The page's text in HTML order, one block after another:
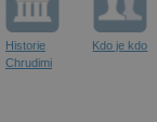
Historie
Chrudimi
Kdo je kdo